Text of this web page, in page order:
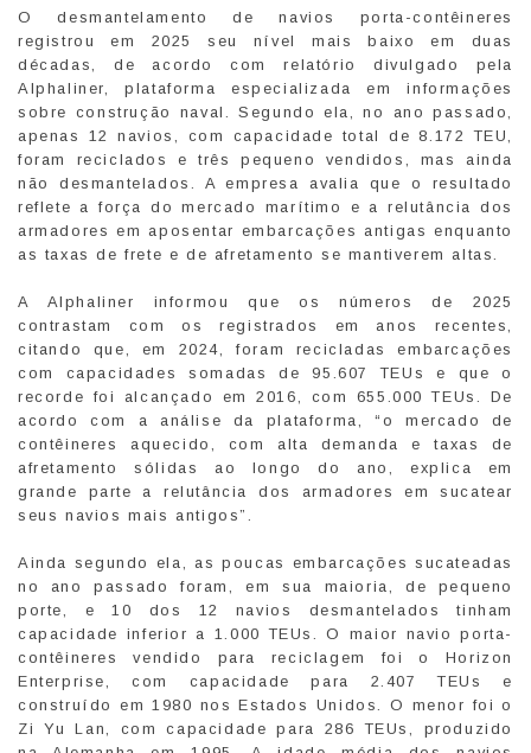
O desmantelamento de navios porta-contêineres
registrou em 2025 seu nível mais baixo em duas
décadas, de acordo com relatório divulgado pela
Alphaliner, plataforma especializada em informações
sobre construção naval. Segundo ela, no ano passado,
apenas 12 navios, com capacidade total de 8.172 TEU,
foram reciclados e três pequeno vendidos, mas ainda
não desmantelados. A empresa avalia que o resultado
reflete a força do mercado marítimo e a relutância dos
armadores em aposentar embarcações antigas enquanto
as taxas de frete e de afretamento se mantiverem altas.
A Alphaliner informou que os números de 2025
contrastam com os registrados em anos recentes,
citando que, em 2024, foram recicladas embarcações
com capacidades somadas de 95.607 TEUs e que o
recorde foi alcançado em 2016, com 655.000 TEUs. De
acordo com a análise da plataforma, “o mercado de
contêineres aquecido, com alta demanda e taxas de
afretamento sólidas ao longo do ano, explica em
grande parte a relutância dos armadores em sucatear
seus navios mais antigos”.
Ainda segundo ela, as poucas embarcações sucateadas
no ano passado foram, em sua maioria, de pequeno
porte, e 10 dos 12 navios desmantelados tinham
capacidade inferior a 1.000 TEUs. O maior navio porta-
contêineres vendido para reciclagem foi o Horizon
Enterprise, com capacidade para 2.407 TEUs e
construído em 1980 nos Estados Unidos. O menor foi o
Zi Yu Lan, com capacidade para 286 TEUs, produzido